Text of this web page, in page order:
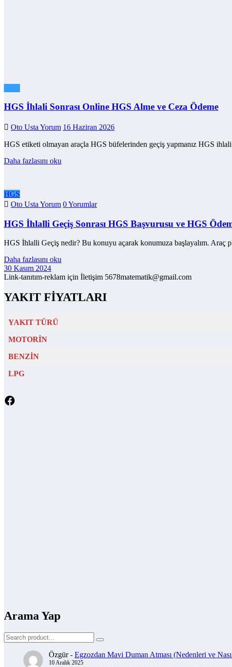
HGS İhlali Sonrası Online HGS Alme ve Ceza Ödeme
Oto Usta Yorum 16 Haziran 2026
HGS etiketi olmayan araçla HGS büfelerinden geçiş yapmanız HGS
Daha fazlasını oku
HGS
Oto Usta Yorum 0 Yorumlar
HGS İhlalli Geçiş Sonrası HGS Başvurusu ve HGS
HGS İhlalli Geçiş nedir? Bu konuyu açarak konumuza başlayalım. Araç
Daha fazlasını oku
30 Kasım 2024
Link-tanıtım-reklam için İletişim 5678matematik@gmail.com
YAKIT FİYATLARI
YAKIT TÜRÜ
MOTORİN
BENZİN
LPG
Facebook
Arama Yap
Özgür- Egzozdan Mavi Duman Atması (Nedenleri ve
10 Aralık 2025